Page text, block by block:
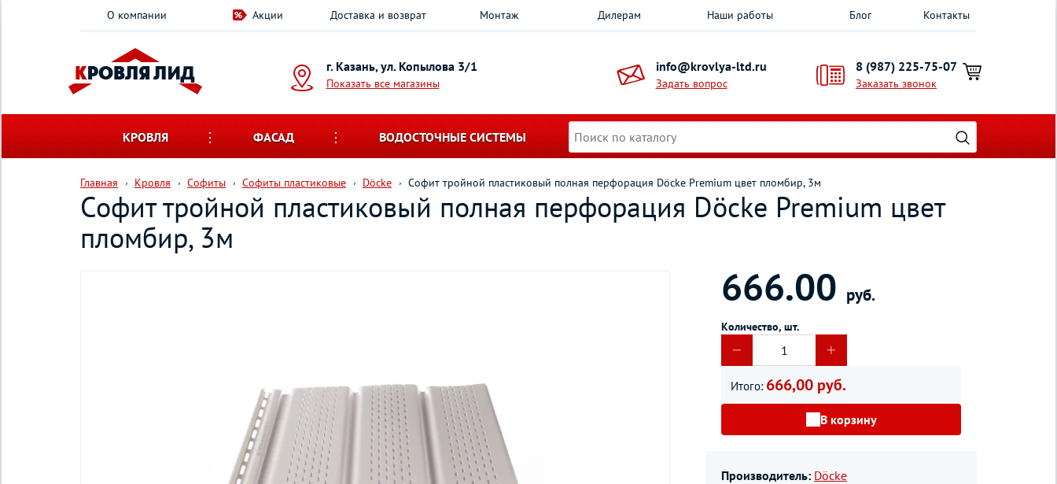
О компании Акции Доставка и возврат Монтаж Дилерам Наши работы Блог Контакты
г. Казань, ул. Копылова 3/1
Показать все магазины
info@krovlya-ltd.ru
Задать вопрос
8 (987) 225-75-07
Заказать звонок
КРОВЛЯ ФАСАД ВОДОСТОЧНЫЕ СИСТЕМЫ
Главная Кровля Софиты Софиты пластиковые Döcke Софит тройной пластиковый полная перфорация Döcke Premium цвет пломбир, 3м
Софит тройной пластиковый полная перфорация Döcke Premium цвет
пломбир, 3м
666.00 руб.
Количество, шт.
Итого: 666,00 руб.
В корзину
Производитель: Döcke